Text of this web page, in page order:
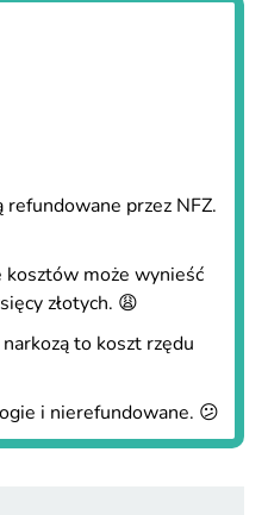
refundowane przez NFZ.
może wynieść
złotych. 😩
to koszt rzędu
i nierefundowane. 😕